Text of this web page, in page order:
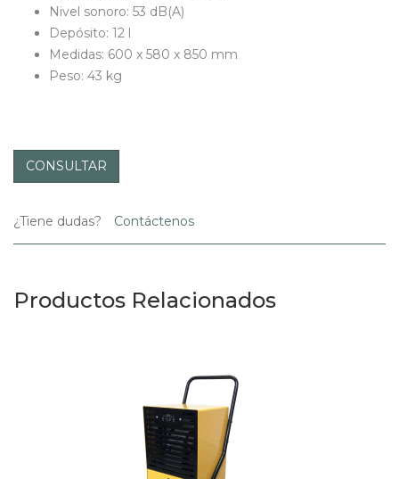
Nivel sonoro: 53 dB(A)
Depósito: 12 l
Medidas: 600 x 580 x 850 mm
Peso: 43 kg
CONSULTAR
¿Tiene dudas? Contáctenos
Productos Relacionados